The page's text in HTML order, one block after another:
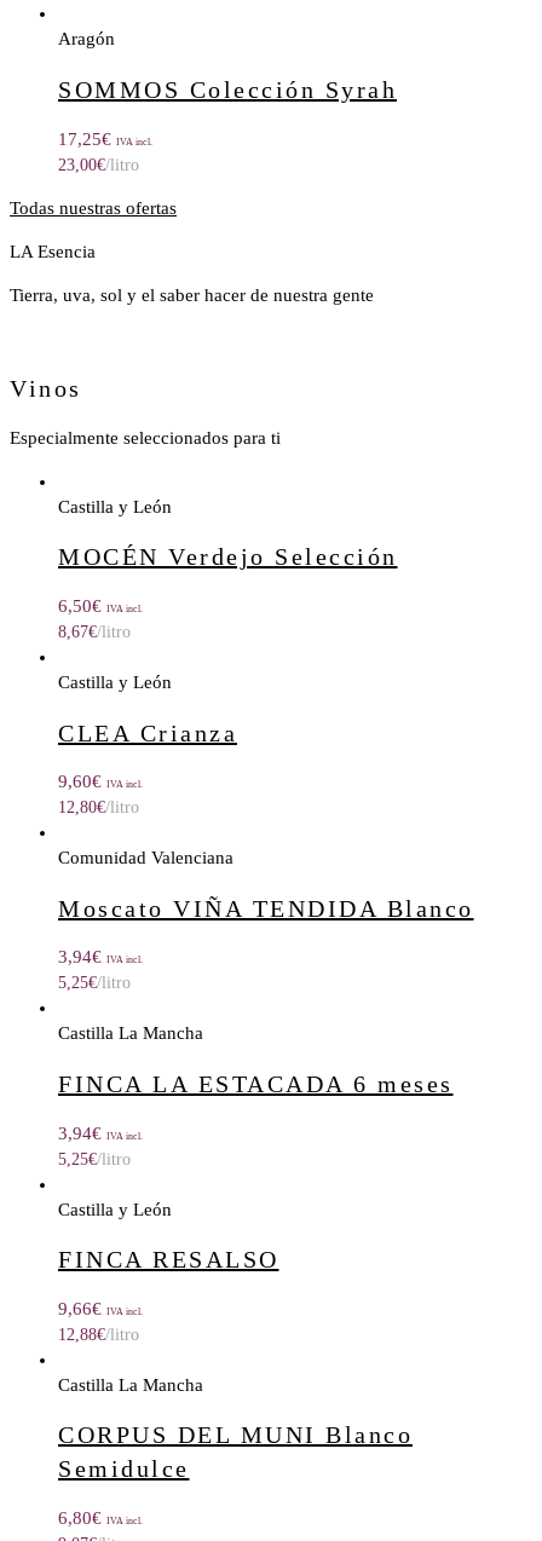
Aragón
SOMMOS Colección Syrah
17,25€ IVA incl.
23,00€/litro
Todas nuestras ofertas
LA Esencia
Tierra, uva, sol y el saber hacer de nuestra gente
Vinos
Especialmente seleccionados para ti
Castilla y León
MOCÉN Verdejo Selección
6,50€ IVA incl.
8,67€/litro
Castilla y León
CLEA Crianza
9,60€ IVA incl.
12,80€/litro
Comunidad Valenciana
Moscato VIÑA TENDIDA Blanco
3,94€ IVA incl.
5,25€/litro
Castilla La Mancha
FINCA LA ESTACADA 6 meses
3,94€ IVA incl.
5,25€/litro
Castilla y León
FINCA RESALSO
9,66€ IVA incl.
12,88€/litro
Castilla La Mancha
CORPUS DEL MUNI Blanco
Semidulce
6,80€ IVA incl.